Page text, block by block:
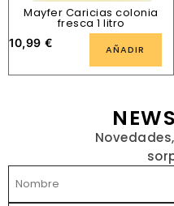
Mayfer Caricias colonia
fresca 1 litro
10,99 € AÑADIR